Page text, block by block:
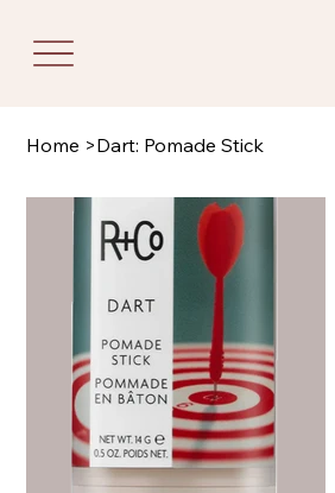
Home >Dart: Pomade Stick